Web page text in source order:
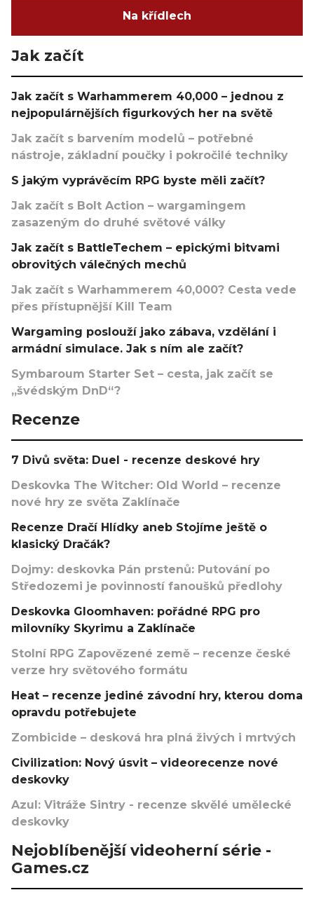
Na křídlech
Jak začít
Jak začít s Warhammerem 40,000 – jednou z
nejpopulárnějších figurkových her na světě
Jak začít s barvením modelů – potřebné
nástroje, základní poučky i pokročilé techniky
S jakým vyprávěcím RPG byste měli začít?
Jak začít s Bolt Action – wargamingem
zasazeným do druhé světové války
Jak začít s BattleTechem – epickými bitvami
obrovitých válečných mechů
Jak začít s Warhammerem 40,000? Cesta vede
přes přístupnější Kill Team
Wargaming poslouží jako zábava, vzdělání i
armádní simulace. Jak s ním ale začít?
Symbaroum Starter Set – cesta, jak začít se
„švédským DnD“?
Recenze
7 Divů světa: Duel - recenze deskové hry
Deskovka The Witcher: Old World – recenze
nové hry ze světa Zaklínače
Recenze Dračí Hlídky aneb Stojíme ještě o
klasický Dračák?
Dojmy: deskovka Pán prstenů: Putování po
Středozemi je povinností fanoušků předlohy
Deskovka Gloomhaven: pořádné RPG pro
milovníky Skyrimu a Zaklínače
Stolní RPG Zapovězené země – recenze české
verze hry světového formátu
Heat – recenze jediné závodní hry, kterou doma
opravdu potřebujete
Zombicide – desková hra plná živých i mrtvých
Civilization: Nový úsvit – videorecenze nové
deskovky
Azul: Vitráže Sintry - recenze skvělé umělecké
deskovky
Nejoblíbenější videoherní série -
Games.cz